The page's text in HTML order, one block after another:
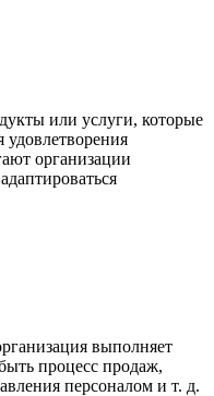
или услуги, которые
удовлетворения
организации
выполняет
процесс продаж,
персоналом и т. д.